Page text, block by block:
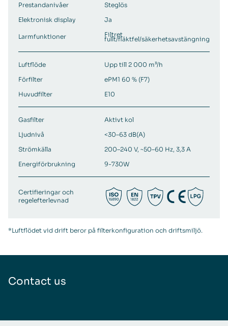
Prestandanivåer
Steglös
Elektronisk display
Ja
Larmfunktioner Filtret
fullt/fläktfel/säkerhetsavstängning
Luftflöde
Upp till 2 000 m³/h
Förfilter
ePM1 60 % (F7)
Huvudfilter
E10
Gasfilter
Aktivt kol
Ljudnivå
<30–63 dB(A)
Strömkälla
200–240 V, ~50–60 Hz, 3,3 A
Energiförbrukning
9-730W
Certifieringar och
regelefterlevnad
*Luftflödet vid drift beror på filterkonfiguration och driftsmiljö.
Contact us